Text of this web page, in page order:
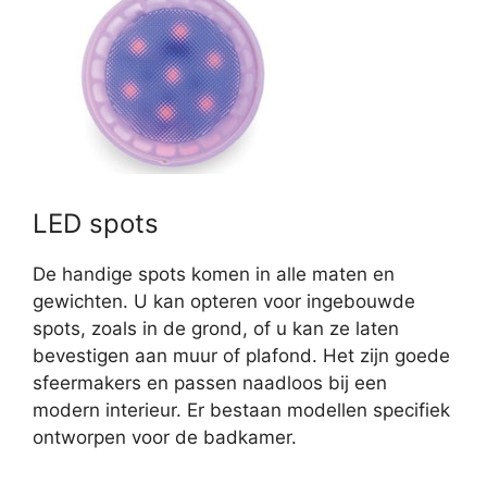
LED spots
De handige spots komen in alle maten en
gewichten. U kan opteren voor ingebouwde
spots, zoals in de grond, of u kan ze laten
bevestigen aan muur of plafond. Het zijn goede
sfeermakers en passen naadloos bij een
modern interieur. Er bestaan modellen specifiek
ontworpen voor de badkamer.